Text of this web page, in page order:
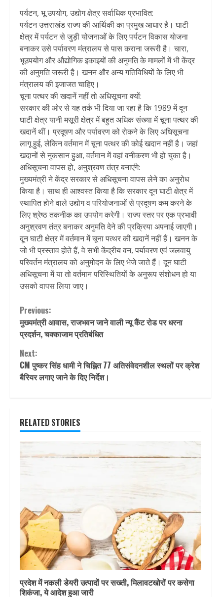
पर्यटन, भू उपयोग, उद्योग क्षेत्र सर्वाधिक प्रभावित:
पर्यटन उत्तराखंड राज्य की आर्थिकी का प्रमुख आधार है। घाटी
क्षेत्र में पर्यटन से जुड़ी योजनाओं के लिए पर्यटन विकास योजना
बनाकर उसे पर्यावरण मंत्रालय से पास कराना जरूरी है। चारा,
भूउपयोग और औद्योगिक इकाइयों की अनुमति के मामलों में भी केंद्र
की अनुमति जरूरी है। खनन और अन्य गतिविधियों के लिए भी
मंत्रालय की इजाजत चाहिए।
चूना पत्थर की खदानें नहीं तो अधिसूचना क्यों:
सरकार की ओर से यह तर्क भी दिया जा रहा है कि 1989 में दून
घाटी क्षेत्र यानी मसूरी क्षेत्र में बहुत अधिक संख्या में चूना पत्थर की
खदानें थीं। प्रदूषण और पर्यावरण को रोकने के लिए अधिसूचना
लागू हुई, लेकिन वर्तमान में चूना पत्थर की कोई खदान नहीं है। जहां
खदानों से नुकसान हुआ, वर्तमान में वहां वनीकरण भी हो चुका है।
अधिसूचना वापस हो, अनुश्रवण तंत्र बनाएंगे:
मुख्यमंत्री ने केंद्र सरकार से अधिसूचना वापस लेने का अनुरोध
किया है। साथ ही आश्वस्त किया है कि सरकार दून घाटी क्षेत्र में
स्थापित होने वाले उद्योग व परियोजनाओं से प्रदूषण कम करने के
लिए श्रेष्ठ तकनीक का उपयोग करेगी। राज्य स्तर पर एक प्रभावी
अनुश्रवण तंत्र बनाकर अनुमति देने की प्रक्रिया अपनाई जाएगी।
दून घाटी क्षेत्र में वर्तमान में चूना पत्थर की खदानें नहीं हैं। खनन के
जो भी प्रस्ताव होते हैं, वे सभी केंद्रीय वन, पर्यावरण एवं जलवायु
परिवर्तन मंत्रालय को अनुमोदन के लिए भेजे जाते हैं। दून घाटी
अधिसूचना में या तो वर्तमान परिस्थितियों के अनुरूप संशोधन हो या
उसको वापस लिया जाए।
Continue
Reading
Previous:
मुख्यमंत्री आवास, राजभवन जाने वाली न्यू कैंट रोड पर धरना
प्रदर्शन, चक्काजाम प्रतिबंधित
Next:
CM पुष्कर सिंह धामी ने चिह्नित 77 अतिसंवेदनशील स्थलों पर क्रेश
बैरियर लगाए जाने के दिए निर्देश।
RELATED STORIES
प्रदेश में नकली डेयरी उत्पादों पर सख्ती, मिलावटखोरों पर कसेगा
शिकंजा, ये आदेश हुआ जारी